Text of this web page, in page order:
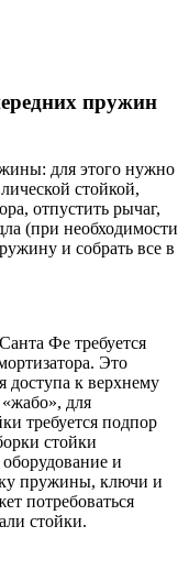
пружин
для этого нужно
стойкой,
отпустить рычаг,
(при необходимости
и собрать все в
Фе требуется
Это
доступа к верхнему
для
требуется подпор
стойки
и
пружины, ключи и
потребоваться
стойки.